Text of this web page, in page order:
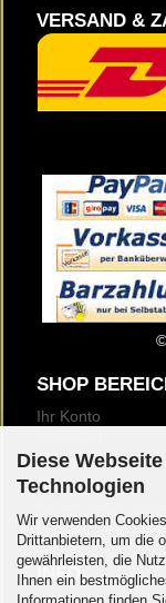
Diese
Technologien
Wir verwenden
Drittanbietern, um die
gewährleisten, die
Ihnen ein
Informationen finden
VERSAND &
SHOP
Ihr Konto
Merkzettel
Newsletter
Logout
INFO
Über Uns